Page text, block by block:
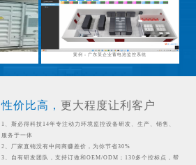
案例：广东某企业蓄电池监控系统
性价比高， 更大程度让利客户
1、斯必得科技14年专注动力环境监控设备研发、生产、销售、
服务于一体
2、厂家直销没有中间商赚差价，为你节省30%
3、自有研发团队，支持订做和OEM/ODM；130多个控标点，帮